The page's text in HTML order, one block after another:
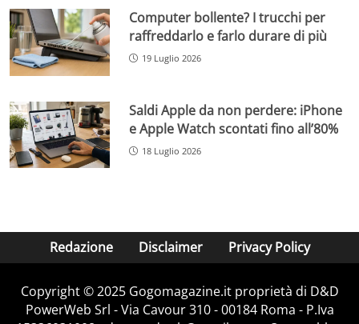
Computer bollente? I trucchi per
raffreddarlo e farlo durare di più
19 Luglio 2026
Saldi Apple da non perdere: iPhone
e Apple Watch scontati fino all’80%
18 Luglio 2026
Redazione Disclaimer Privacy Policy
Copyright © 2025 Gogomagazine.it proprietà di D&D
PowerWeb Srl - Via Cavour 310 - 00184 Roma - P.Iva